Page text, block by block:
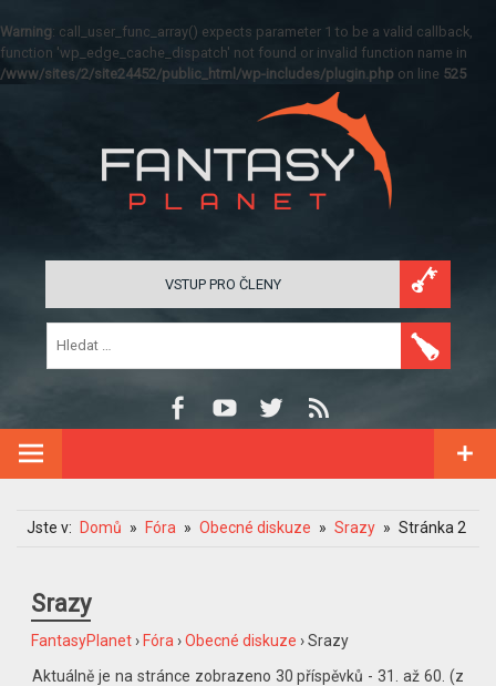
Warning: call_user_func_array() expects parameter 1 to be a valid callback,
function 'wp_edge_cache_dispatch' not found or invalid function name in
/www/sites/2/site24452/public_html/wp-includes/plugin.php on line 525
VSTUP PRO ČLENY
Jste v: Domů Fóra Obecné diskuze Srazy Stránka 2
Srazy
FantasyPlanet › Fóra ›Obecné diskuze ›Srazy
Aktuálně je na stránce zobrazeno 30 příspěvků - 31. až 60. (z